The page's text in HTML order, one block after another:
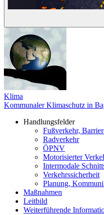
Klima
Kommunaler Klimaschutz in
Handlungsfelder
Fußverkehr,
Radverkehr
ÖPNV
Motorisierter
Intermodale
Verkehrssicherheit
Planung,
Maßnahmen
Leitbild
Weiterführende